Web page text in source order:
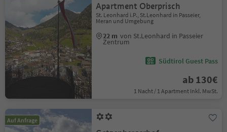
Apartment Oberprisch
St. Leonhard i.P., St.Leonhard in Passeier,
Meran und Umgebung
22 m von St.Leonhard in Passeier
Zentrum
Südtirol Guest Pass
ab 130€
1 Nacht / 1 Apartment Inkl. MwSt.
Auf Anfrage